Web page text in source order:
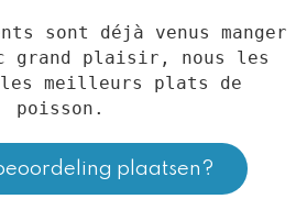
sont déjà venus manger
grand plaisir, nous les
les meilleurs plats de
poisson.
plaatsen?